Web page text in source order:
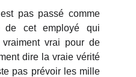
pas passé comme
de cet employé qui
vrai pour de
dire la vraie vérité
pas prévoir les mille